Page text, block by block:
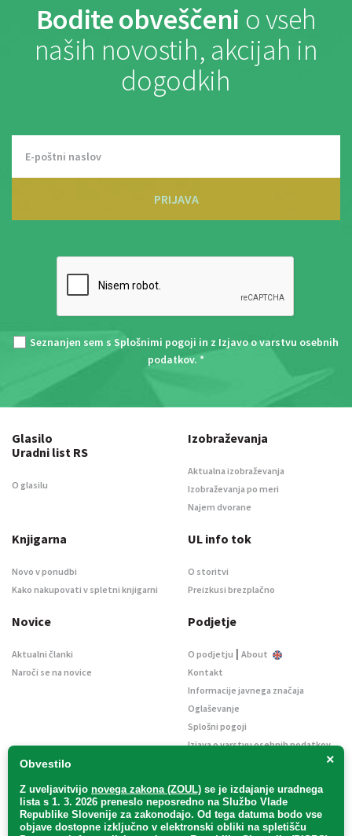
Bodite obveščeni o vseh
naših novostih, akcijah in
dogodkih
PRIJAVA
Seznanjen sem s Splošnimi pogoji in z Izjavo o varstvu osebnih
podatkov. *
×
Obvestilo
Z uveljavitvijo novega zakona (ZOUL) se je izdajanje uradnega
lista s 1. 3. 2026 preneslo neposredno na Službo Vlade
Republike Slovenije za zakonodajo. Od tega datuma bodo vse
objave dostopne izključno v elektronski obliki na spletišču
Glasilo
Uradni list RS
O glasilu
Izobraževanja
Aktualna izobraževanja
Izobraževanja po meri
Najem dvorane
Knjigarna
Novo v ponudbi
Kako nakupovati v spletni knjigarni
UL info tok
O storitvi
Preizkusi brezplačno
Novice
Aktualni članki
Naroči se na novice
Podjetje
O podjetju | About
Kontakt
Informacije javnega značaja
Oglaševanje
Splošni pogoji
Izjava o varstvu osebnih podatkov